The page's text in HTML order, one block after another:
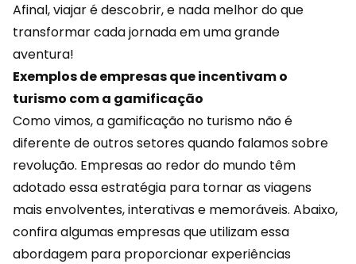
Afinal, viajar é descobrir, e nada melhor do que
transformar cada jornada em uma grande
aventura!
Exemplos de empresas que incentivam o
turismo com a gamificação
Como vimos, a gamificação no turismo não é
diferente de outros setores quando falamos sobre
revolução. Empresas ao redor do mundo têm
adotado essa estratégia para tornar as viagens
mais envolventes, interativas e memoráveis. Abaixo,
confira algumas empresas que utilizam essa
abordagem para proporcionar experiências